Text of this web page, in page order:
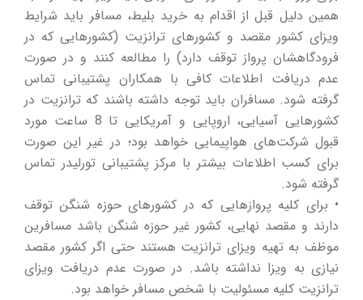
همین دلیل قبل از اقدام به خرید بلیط، مسافر باید شرایط
ویزای کشور مقصد و کشورهای ترانزیت (کشورهایی که در
فرودگاهشان پرواز توقف دارد) را مطالعه کنند و در صورت
عدم دریافت اطلاعات کافی با همکاران پشتیبانی تماس
گرفته شود. مسافران باید توجه داشته باشند که ترانزیت در
کشورهایی آسیایی، اروپایی و آمریکایی تا 8 ساعت مورد
قبول شرکت‌های هواپیمایی خواهد بود؛ در غیر این صورت
برای کسب اطلاعات بیشتر با مرکز پشتیبانی تورلیدر تماس
گرفته شود.
• برای کلیه پروازهایی که در کشورهای حوزه شنگن توقف
دارند و مقصد نهایی، کشور غیر حوزه شنگن باشد مسافرین
موظف به تهیه ویزای ترانزیت هستند حتی اگر کشور مقصد
نیازی به ویزا نداشته باشد. در صورت عدم دریافت ویزای
ترانزیت کلیه مسئولیت با شخص مسافر خواهد بود.